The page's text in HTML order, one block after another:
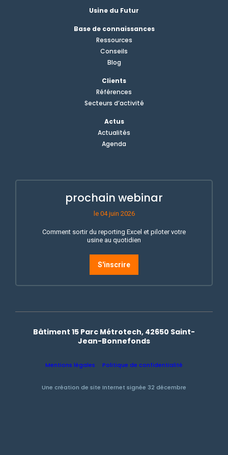
Usine du Futur
Base de connaissances
Ressources
Conseils
Blog
Clients
Références
Secteurs d’activité
Actus
Actualités
Agenda
prochain webinar
le 04 juin 2026
Comment sortir du reporting Excel et piloter votre
usine au quotidien
S'inscrire
Bâtiment 15 Parc Métrotech, 42650 Saint-
Jean-Bonnefonds
Mentions légales Politique de confidentialité
Une création de site Internet signée 32 décembre